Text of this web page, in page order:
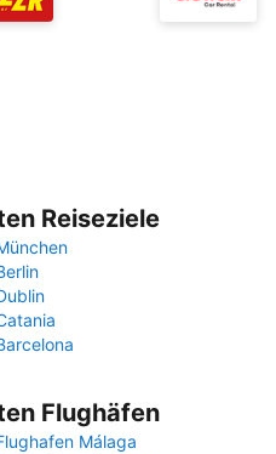
Reiseziele
Flughäfen
Málaga